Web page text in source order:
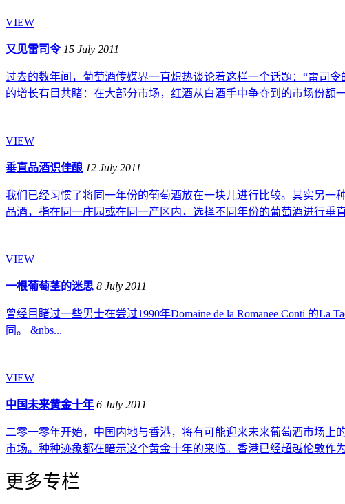
VIEW
又见雷司令 15 July 2011
过去的数年间，葡萄酒传媒界一直炽热谈论着这样一个话题：“雷司
的增长有目共睹：在大部分市场，红酒从白酒手中争夺到的市场份额
VIEW
垂直品酒识佳酿 12 July 2011
我们已经习惯了将同一年份的葡萄酒放在一块儿进行比较。其实另
品酒，指在同一庄园或在同一产区内，选择不同年份的葡萄酒进行垂
VIEW
一根葡萄茎的迷思 8 July 2011
曾经目睹过一些男士在尝过1990年Domaine de la Romanee Conti 的
同。 &nbs...
VIEW
中国未来黄金十年 6 July 2011
二零一零年开始，中国内地与香港，将有可能迎来未来葡萄酒市场
市场。种种迹象都在暗示这个黄金十年的来临。香港已经超越伦敦作
更多专栏